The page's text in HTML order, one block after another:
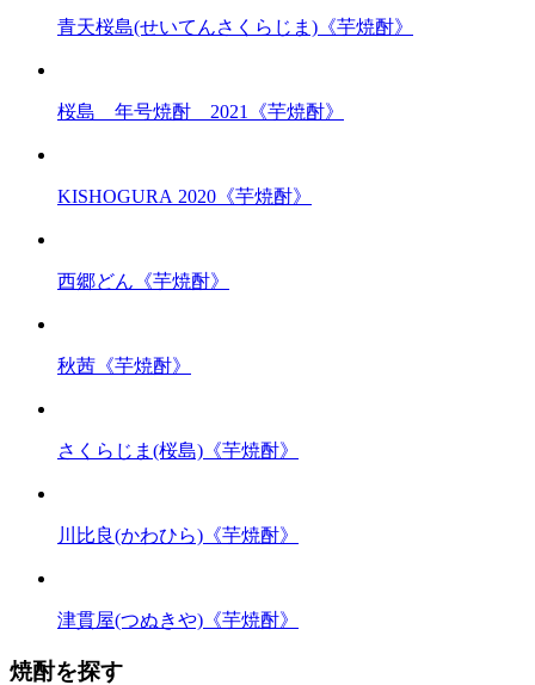
青天桜島(せいてんさくらじま)《芋焼酎》
桜島 年号焼酎 2021《芋焼酎》
KISHOGURA 2020《芋焼酎》
西郷どん《芋焼酎》
秋茜《芋焼酎》
さくらじま(桜島)《芋焼酎》
川比良(かわひら)《芋焼酎》
津貫屋(つぬきや)《芋焼酎》
焼酎を探す